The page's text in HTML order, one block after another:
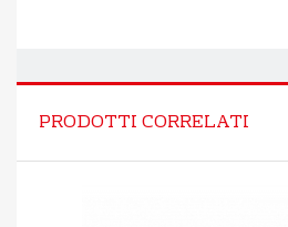
PRODOTTI CORRELATI